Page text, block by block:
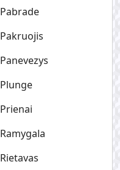
Pabrade
Pakruojis
Panevezys
Plunge
Prienai
Ramygala
Rietavas